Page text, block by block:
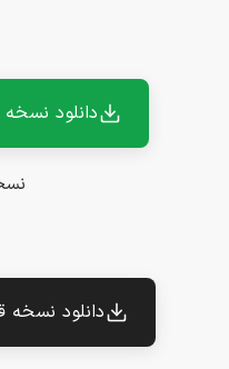
دانلود
دانلود